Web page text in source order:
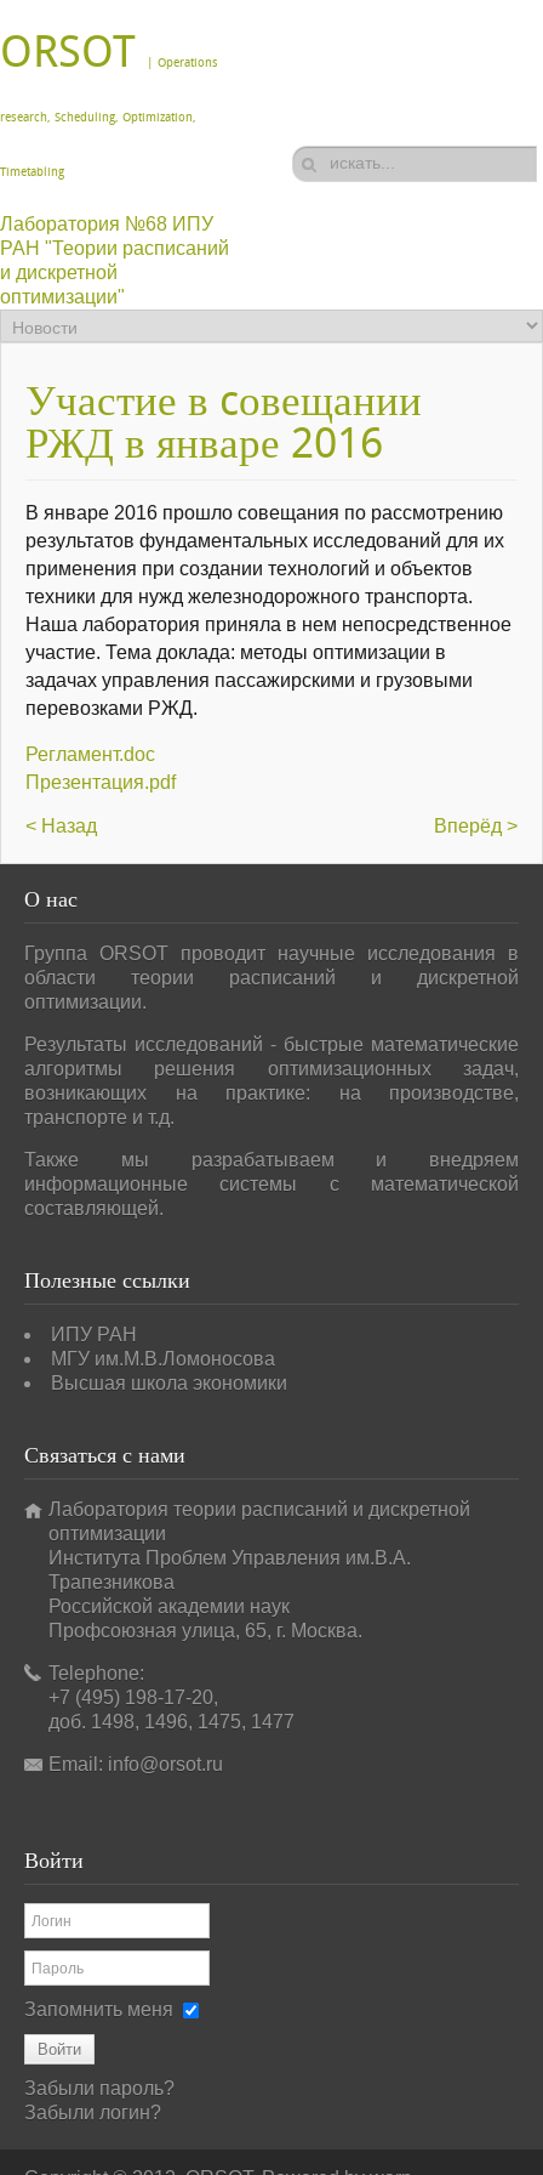
ORSOT | Operations
research, Scheduling, Optimization,
Timetabling
Лаборатория №68 ИПУ
РАН "Теории расписаний
и дискретной
оптимизации"
Участие в cовещании
РЖД в январе 2016
В январе 2016 прошло совещания по рассмотрению
результатов фундаментальных исследований для их
применения при создании технологий и объектов
техники для нужд железнодорожного транспорта.
Наша лаборатория приняла в нем непосредственное
участие. Тема доклада: методы оптимизации в
задачах управления пассажирскими и грузовыми
перевозками РЖД.
Регламент.doc
Презентация.pdf
< Назад Вперёд >
О нас
Группа ORSOT проводит научные исследования в
области теории расписаний и дискретной
оптимизации.
Результаты исследований - быстрые математические
алгоритмы решения оптимизационных задач,
возникающих на практике: на производстве,
транспорте и т.д.
Также мы разрабатываем и внедряем
информационные системы с математической
составляющей.
Полезные ссылки
ИПУ РАН
МГУ им.М.В.Ломоносова
Высшая школа экономики
Связаться с нами
Лаборатория теории расписаний и дискретной
оптимизации
Института Проблем Управления им.В.А.
Трапезникова
Российской академии наук
Профсоюзная улица, 65, г. Москва.
Telephone:
+7 (495) 198-17-20,
доб. 1498, 1496, 1475, 1477
Email: info@orsot.ru
Войти
Запомнить меня
Войти
Забыли пароль?
Забыли логин?